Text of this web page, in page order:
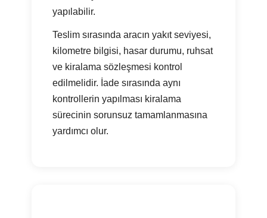
yapılabilir.
Teslim sırasında aracın yakıt seviyesi,
kilometre bilgisi, hasar durumu, ruhsat
ve kiralama sözleşmesi kontrol
edilmelidir. İade sırasında aynı
kontrollerin yapılması kiralama
sürecinin sorunsuz tamamlanmasına
yardımcı olur.